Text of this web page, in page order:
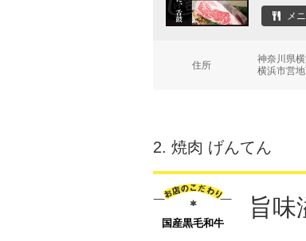
メ
住所
神奈川県
横浜市営
2. 焼肉 げんてん
国産黒毛和牛
旨味